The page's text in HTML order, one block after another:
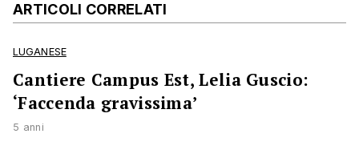
ARTICOLI CORRELATI
LUGANESE
Cantiere Campus Est, Lelia Guscio:
‘Faccenda gravissima’
5 anni